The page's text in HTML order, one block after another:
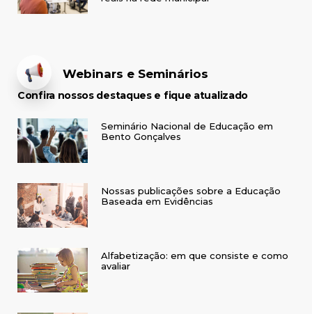
Webinars e Seminários
Confira nossos destaques e fique atualizado
Seminário Nacional de Educação em
Bento Gonçalves
Nossas publicações sobre a Educação
Baseada em Evidências
Alfabetização: em que consiste e como
avaliar